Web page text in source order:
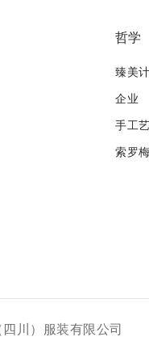
哲学
臻美
企业
手工
索罗
川）服装有限公司